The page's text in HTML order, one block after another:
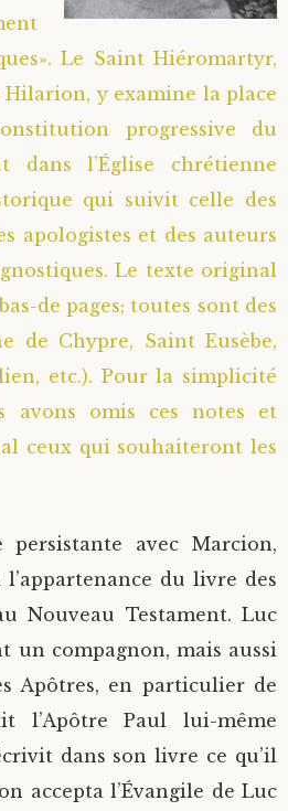
Le Saint Hiéromartyr,
y examine la place
progressive du
dans l’Église chrétienne
qui suivit celle des
apologistes et des auteurs
Le texte original
de pages; toutes sont des
de Chypre, Saint Eusèbe,
etc.). Pour la simplicité
avons omis ces notes et
ceux qui souhaiteront les
persistante avec Marcion,
du livre des
Nouveau Testament. Luc
un compagnon, mais aussi
Apôtres, en particulier de
l’Apôtre Paul lui-même
dans son livre ce qu’il
accepta l’Évangile de Luc